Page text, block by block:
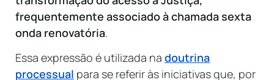
frequentemente associado à chamada sexta
onda renovatória.
Essa expressão é utilizada na doutrina
processual para se referir às iniciativas que, por